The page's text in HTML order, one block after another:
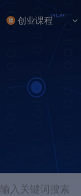
创业课程NEW
输入关键词搜索